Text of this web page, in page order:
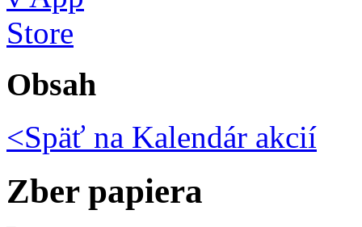
Obsah
<Späť na Kalendár akcií
Zber papiera